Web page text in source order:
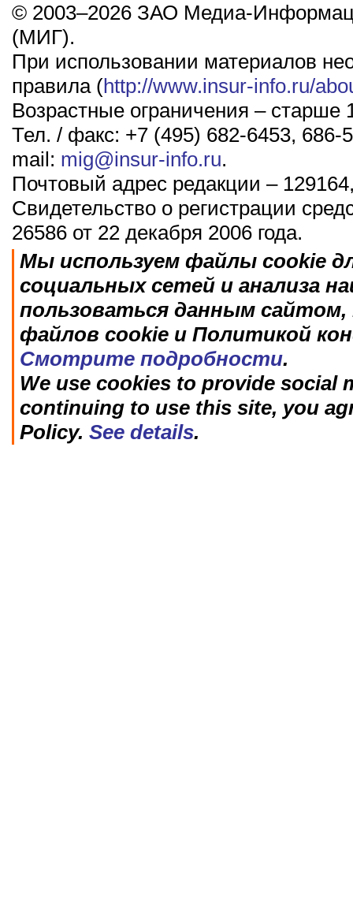
© 2003–2026 ЗАО Медиа-
(МИГ).
При использовании материалов
правила (http://www.insur-info.ru/
Возрастные ограничения – старше
Тел. / факс: +7 (495) 682-6453, 686-
mail: mig@insur-info.ru.
Почтовый адрес редакции –
Свидетельство о регистрации
26586 от 22 декабря 2006 года.
Мы используем файлы cookie
социальных сетей и анализа
пользоваться данным
файлов cookie и Политикой
Смотрите подробности.
We use cookies to provide social
continuing to use this site, you
Policy. See details.